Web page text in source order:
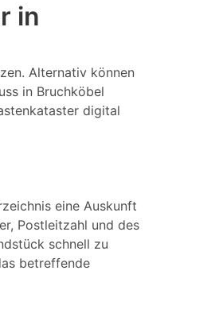
in
Alternativ können
in Bruchköbel
digital
eine Auskunft
Postleitzahl und des
schnell zu
betreffende